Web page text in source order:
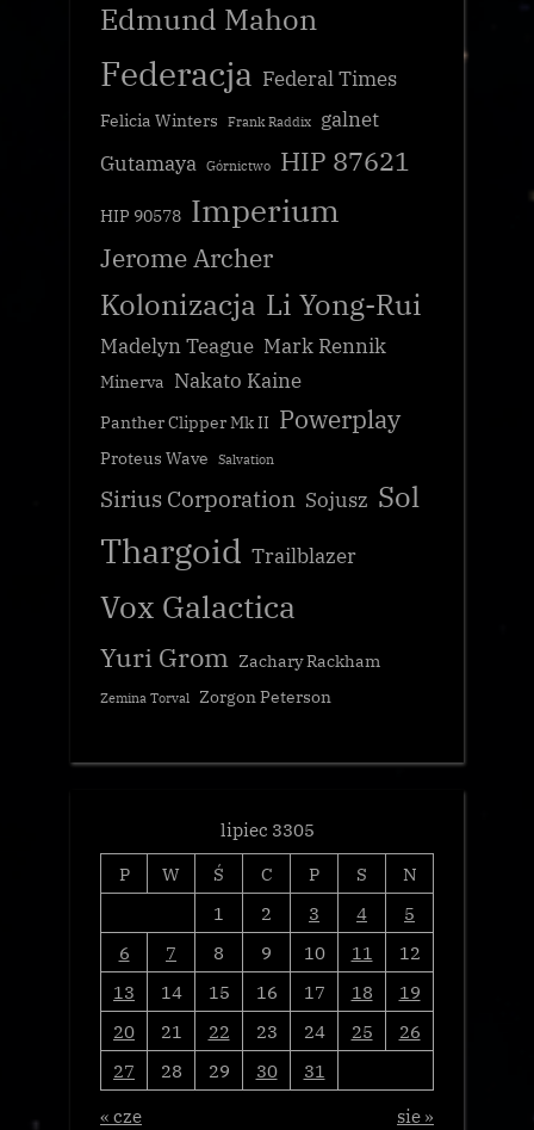
Edmund Mahon
Federacja Federal Times
Felicia Winters Frank Raddix
galnet
Gutamaya Górnictwo HIP 87621
HIP 90578 Imperium
Jerome Archer
Kolonizacja Li Yong-Rui
Madelyn Teague Mark Rennik
Minerva Nakato Kaine
Panther Clipper Mk II Powerplay
Proteus Wave Salvation
Sirius Corporation Sojusz Sol
Thargoid Trailblazer
Vox Galactica
Yuri Grom Zachary Rackham
Zemina Torval Zorgon Peterson
lipiec 3305
P
W Ś C P S
N
1
2 3 4
5
6
7 8 9 10 11
12
13
14 15 16 17 18
19
20
21 22 23 24 25
26
27
28 29 30
31
« cze
sie »